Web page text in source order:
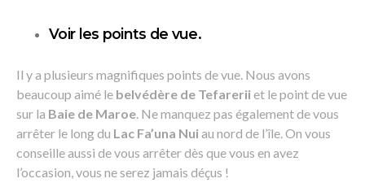
Voir les points de vue.
Il y a plusieurs magnifiques points de vue. Nous avons
beaucoup aimé le belvédère de Tefareriiet le point de vue
sur la Baie de Maroe. Ne manquez pas également de vous
arrêter le long du Lac Fa’una Nuiau nord de l’île. On vous
conseille aussi de vous arrêter dès que vous en avez
l’occasion, vous ne serez jamais déçus !